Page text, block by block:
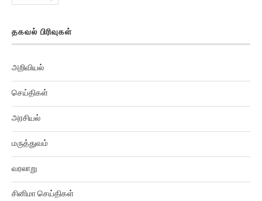
தகவல் பிரிவுகள்
அறிவியல்
செய்திகள்
அரசியல்
மருத்துவம்
வரலாறு
சினிமா செய்திகள்